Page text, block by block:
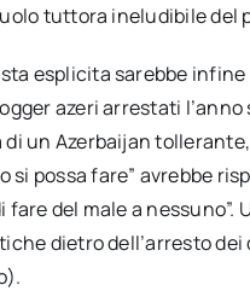
tuttora ineludibile del
esplicita sarebbe
azeri arrestati
un Azerbaijan
si possa fare” avrebbe
del male a
dietro dell’arresto